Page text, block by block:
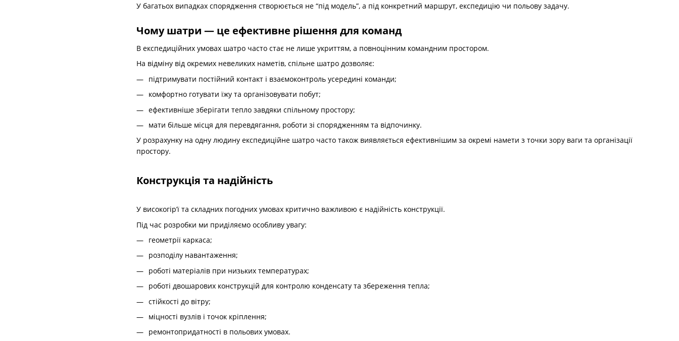
У багатьох випадках спорядження створюється не “під модель”, а під конкретний маршрут, експедицію чи польову задачу.
Чому шатри — це ефективне рішення для команд
В експедиційних умовах шатро часто стає не лише укриттям, а повноцінним командним простором.
На відміну від окремих невеликих наметів, спільне шатро дозволяє:
підтримувати постійний контакт і взаємоконтроль усередині команди;
комфортно готувати їжу та організовувати побут;
ефективніше зберігати тепло завдяки спільному простору;
мати більше місця для перевдягання, роботи зі спорядженням та відпочинку.
У розрахунку на одну людину експедиційне шатро часто також виявляється ефективнішим за окремі намети з точки зору ваги та організації
простору.
Конструкція та надійність
У високогір’ї та складних погодних умовах критично важливою є надійність конструкції.
Під час розробки ми приділяємо особливу увагу:
геометрії каркаса;
розподілу навантаження;
роботі матеріалів при низьких температурах;
роботі двошарових конструкцій для контролю конденсату та збереження тепла;
стійкості до вітру;
міцності вузлів і точок кріплення;
ремонтопридатності в польових умовах.